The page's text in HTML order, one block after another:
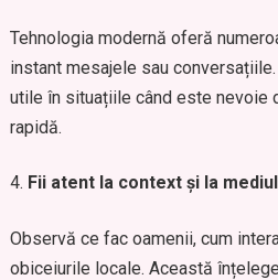
Tehnologia modernă oferă
instant mesajele sau
utile în situațiile când este nevoie
rapidă.
Fii atent la context și la
Observă ce fac oamenii, cum
obiceiurile locale. Această